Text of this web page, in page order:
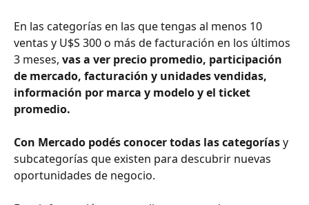
En las categorías en las que tengas al menos 10
ventas y U$S 300 o más de facturación en los últimos
3 meses, vas a ver precio promedio, participación
de mercado, facturación y unidades vendidas,
información por marca y modelo y el ticket
promedio.
Con Mercado podés conocer todas las categorías y
subcategorías que existen para descubrir nuevas
oportunidades de negocio.